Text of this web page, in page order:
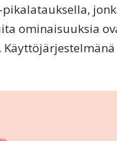
ominaisuuksia